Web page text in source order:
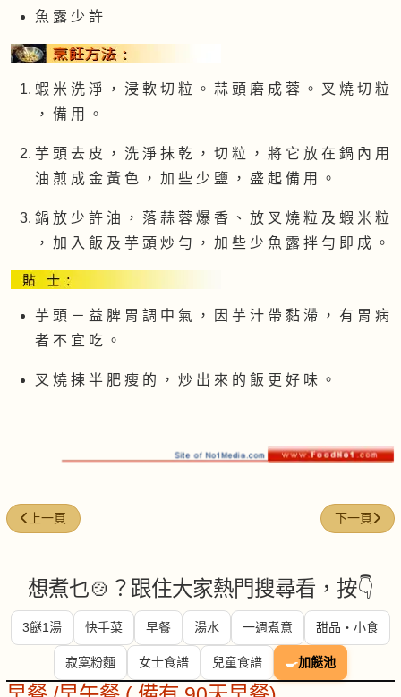
魚 露 少 許
蝦 米 洗 淨 ， 浸 軟 切 粒 。 蒜 頭 磨 成 蓉 。 叉 燒 切 粒
， 備 用 。
芋 頭 去 皮 ， 洗 淨 抹 乾 ， 切 粒 ， 將 它 放 在 鍋 內 用
油 煎 成 金 黃 色 ， 加 些 少 鹽 ， 盛 起 備 用 。
鍋 放 少 許 油 ， 落 蒜 蓉 爆 香 、 放 叉 燒 粒 及 蝦 米 粒
， 加 入 飯 及 芋 頭 炒 勻 ， 加 些 少 魚 露 拌 勻 即 成 。
芋 頭 － 益 脾 胃 調 中 氣 ， 因 芋 汁 帶 黏 滯 ， 有 胃 病
者 不 宜 吃 。
叉 燒 揀 半 肥 瘦 的 ， 炒 出 來 的 飯 更 好 味 。
上一篇文章: 菠蘿腸仔炒飯
上一頁 下一篇文章
下一頁
想煮乜🍲？跟住大家熱門搜尋看，按👇
3餸1湯 快手菜 早餐 湯水 一週煮意 甜品・小食
寂寞粉麵 女士食譜 兒童食譜 🍳加餸池